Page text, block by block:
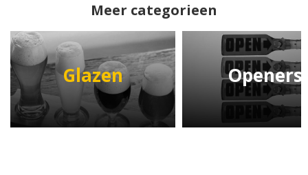
Meer categorieen
Glazen Openers